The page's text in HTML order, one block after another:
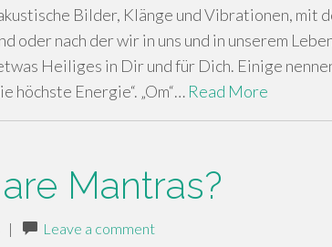
Bilder, Klänge und Vibrationen, mit
oder nach der wir in uns und in unserem
Heiliges in Dir und für Dich. Einige
höchste Energie“. „Om“… Read More
Mantras?
| Leave a comment